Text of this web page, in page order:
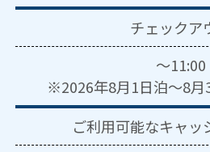
チェックア
～11:00
※2026年8月1日泊～8
ご利用可能なキャッ